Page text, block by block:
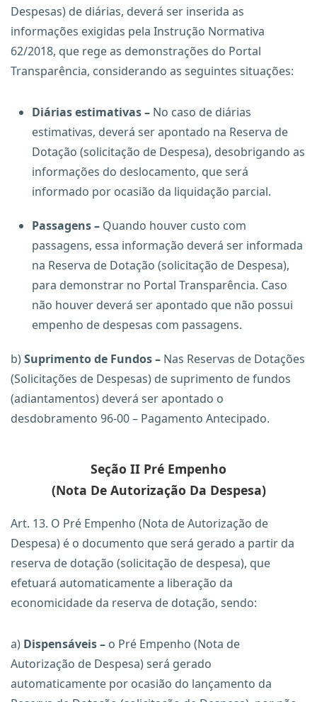
Despesas) de diárias, deverá ser inserida as
informações exigidas pela Instrução Normativa
62/2018, que rege as demonstrações do Portal
Transparência, considerando as seguintes situações:
Diárias estimativas – No caso de diárias
estimativas, deverá ser apontado na Reserva de
Dotação (solicitação de Despesa), desobrigando as
informações do deslocamento, que será
informado por ocasião da liquidação parcial.
Passagens – Quando houver custo com
passagens, essa informação deverá ser informada
na Reserva de Dotação (solicitação de Despesa),
para demonstrar no Portal Transparência. Caso
não houver deverá ser apontado que não possui
empenho de despesas com passagens.
b)Suprimento de Fundos – Nas Reservas de Dotações
(Solicitações de Despesas) de suprimento de fundos
(adiantamentos) deverá ser apontado o
desdobramento 96-00 – Pagamento Antecipado.
Seção II Pré Empenho
(Nota De Autorização Da Despesa)
Art. 13. O Pré Empenho (Nota de Autorização de
Despesa) é o documento que será gerado a partir da
reserva de dotação (solicitação de despesa), que
efetuará automaticamente a liberação da
economicidade da reserva de dotação, sendo:
a) Dispensáveis – o Pré Empenho (Nota de
Autorização de Despesa) será gerado
automaticamente por ocasião do lançamento da